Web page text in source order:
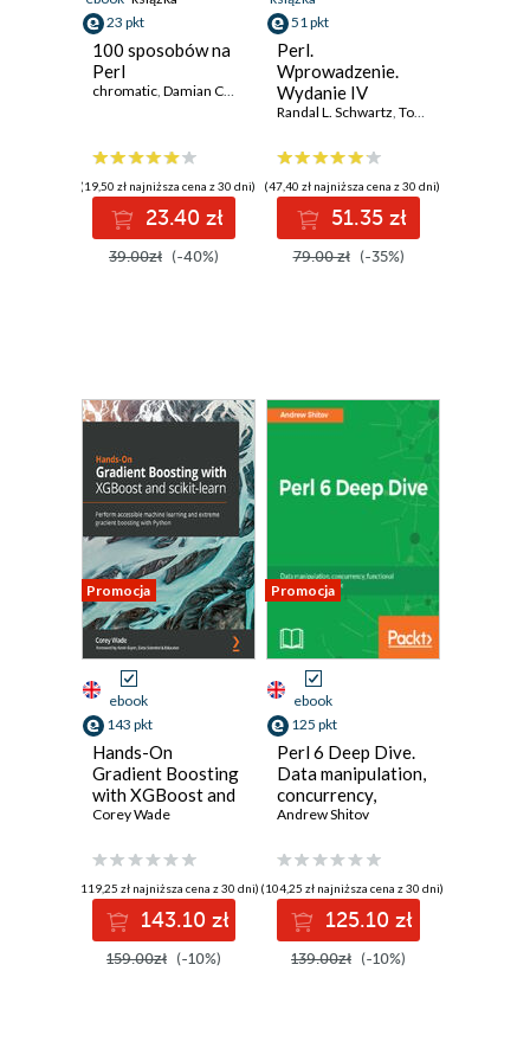
23 pkt
100 sposobów na
Perl
chromatic, Damian Conway Curtis "Ovid" Poe
(19,50 zł najniższa cena z 30 dni)
23.40 zł
39.00zł (-40%)
51 pkt
Perl.
Wprowadzenie.
Wydanie IV
Randal L. Schwartz, Tom Phoenix
(47,40 zł najniższa cena z 30 dni)
51.35 zł
79.00 zł (-35%)
Promocja
ebook
143 pkt
Hands-On
Gradient Boosting
with XGBoost and
scikit-learn.
accessible machine
learning and
extreme gradient
boosting with
Python
Corey Wade
(119,25 zł najniższa cena z 30 dni)
143.10 zł
159.00zł (-10%)
Promocja
ebook
125 pkt
Perl 6 Deep Dive.
Data manipulation,
concurrency,
functional
more
Andrew Shitov
(104,25 zł najniższa cena z 30 dni)
125.10 zł
139.00zł (-10%)